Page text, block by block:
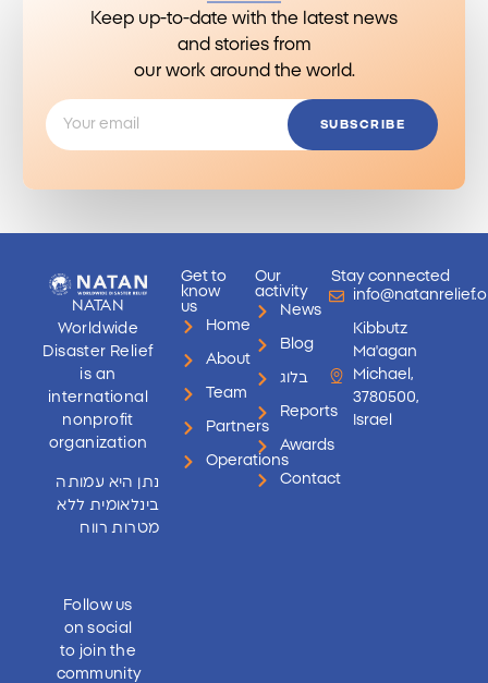
Keep up-to-date with the latest news
and stories from
our work around the world.
SUBSCRIBE
NATAN
Worldwide
Disaster Relief
is an
international
nonprofit
organization
נתן היא עמותה
בינלאומית ללא
מטרות רווח
Follow us
on social
to join the
community
Get to
know
us
Home
About
Team
Partners
Operations
Our
activity
News
Blog
בלוג
Reports
Awards
Contact
Stay connected
Kibbutz
Ma'agan
Michael,
3780500,
Israel